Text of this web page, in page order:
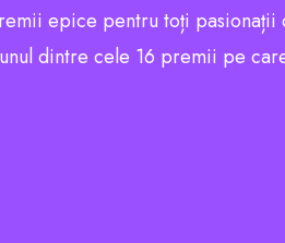
epice pentru toți pasionații
dintre cele 16 premii pe